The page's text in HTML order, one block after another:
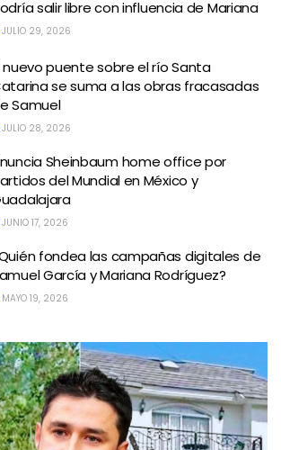
salir libre con influencia de Mariana
JULIO 29, 2026
nuevo puente sobre el río Santa
se suma a las obras fracasadas
Samuel
JULIO 28, 2026
Sheinbaum home office por
del Mundial en México y
JUNIO 17, 2026
fondea las campañas digitales de
García y Mariana Rodríguez?
MAYO 19, 2026